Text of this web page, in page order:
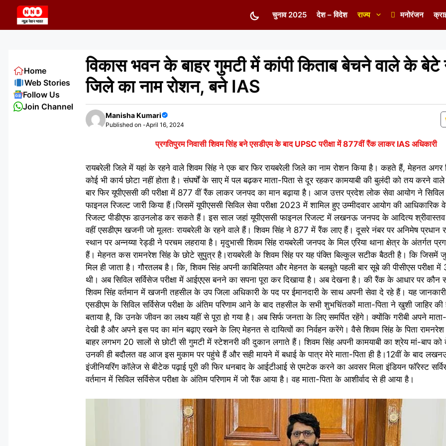
content
चुनाव 2025 देश – विदेश राज्य मनोरंजन
विकास भवन के बाहर गुमटी में कांपी किताब बेचने वाले के बेटे
जिले का नाम रोशन, बने IAS
Manisha Kumari
Published on -April 16, 2024
प्रगतिपुरम निवासी शिवम सिंह बने एसडीएम के बाद UPSC परीक्षा में 877वीं रैंक लाकर IAS अधिकारी
रायबरेली जिले में यहां के रहने वाले शिवम सिंह ने एक बार फिर रायबरेली जिले का नाम रोशन किया है। कहते हैं, मेहनत अगर
कोई भी कार्य छोटा नहीं होता है। संघर्षों के साए में पल बढ़कर माता-पिता से दूर रहकर कामयाबी की बुलंदी को तय करने
बार फिर यूपीएससी की परीक्षा में 877 वीं रैंक लाकर जनपद का मान बढ़ाया है। आज उत्तर प्रदेश लोक सेवा आयोग ने सिविल
फाइनल रिजल्ट जारी किया हैं।जिसमें यूपीएससी सिविल सेवा परीक्षा 2023 में शामिल हुए उम्मीदवार आयोग की आधिकारिक
रिजल्ट पीडीएफ डाउनलोड कर सकते हैं। इस साल जहां यूपीएससी फाइनल रिजल्ट में लखनऊ जनपद के आदित्य श्रीवास्तव
वहीं एसडीएम खजनी जो मूलतः रायबरेली के रहने वाले हैं। शिवम सिंह ने 877 में रैंक लाए हैं। दूसरे नंबर पर अनिमेष प्रधान
स्थान पर अन्नय्या रेड्डी ने परचम लहराया है। मृदुभासी शिवम सिंह रायबरेली जनपद के मिल एरिया थाना क्षेत्र के अंतर्गत
हैं। मेहनत कस रामनरेश सिंह के छोटे सुपुत्र है।रायबरेली के शिवम सिंह पर यह पंक्ति बिल्कुल सटीक बैठती है। कि जिसमें
मिल ही जाता है। गौरतलब है। कि, शिवम सिंह अपनी काबिलियत और मेहनत के बलबूते पहली बार सूबे की पीसीएस परीक्षा में
थी। अब सिविल सर्विसेज परीक्षा में आईएएस बनने का सपना पूरा कर दिखाया है। अब देखना है। की रैंक के आधार पर कौन
शिवम सिंह वर्तमान में खजनी तहसील के उप जिला अधिकारी के पद पर ईमानदारी के साथ अपनी सेवा दे रहे हैं। यह
एसडीएम के सिविल सर्विसेज परीक्षा के अंतिम परिणाम आने के बाद तहसील के सभी शुभचिंतकों माता-पिता ने खुशी जाहिर
बताया है, कि उनके जीवन का लक्ष्य यहीं से पूरा हो गया है। अब सिर्फ जनता के लिए समर्पित रहेंगे। क्योंकि गरीबी अपने माता-
देखी है और अपने इस पद का मांन बढ़ाए रखने के लिए मेहनत से दायित्वों का निर्वहन करेंगे। वैसे शिवम सिंह के पिता
बाहर लगभग 20 सालों से छोटी सी गुमटी में स्टेशनरी की दुकान लगाते हैं। शिवम सिंह अपनी कामयाबी का श्रेय मां-बाप
उनकी ही बदौलत वह आज इस मुकाम पर पहुंचे हैं और सही मायने में बधाई के पात्र मेरे माता-पिता ही है।12वीं के बाद
इंजीनियरिंग कॉलेज से बीटेक पढ़ाई पूरी की फिर धनबाद के आईटीआई से एमटेक करने का अवसर मिला इंडियन फॉरेस्ट
वर्तमान में सिविल सर्विसेज परीक्षा के अंतिम परिणाम में जो रैंक आया है। वह माता-पिता के आशीर्वाद से ही आया है।
Home
Web Stories
Follow Us
Join Channel